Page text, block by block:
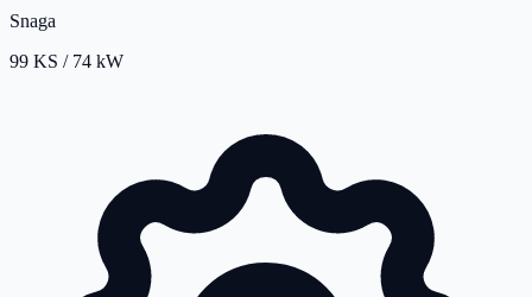
Snaga
99 KS / 74 kW